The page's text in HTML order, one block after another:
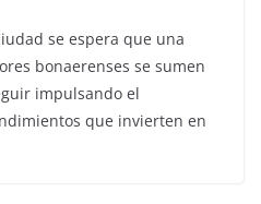
se espera que una
bonaerenses se sumen
impulsando el
que invierten en